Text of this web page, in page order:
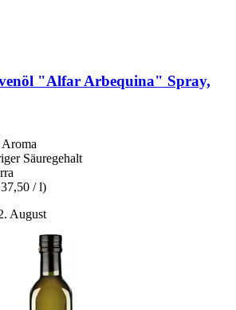
"Alfar Arbequina" Spray,
Aroma
Säuregehalt
/ l)
August